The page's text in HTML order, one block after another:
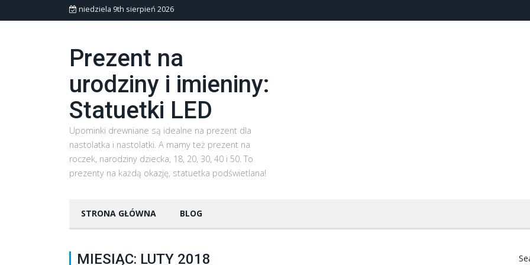
niedziela 9th sierpień 2026
Prezent na
urodziny i imieniny:
Statuetki LED
Upominki drewniane są idealne na prezent dla
nastolatka i nastolatki. A mamy też prezent na
roczek, narodziny dziecka, 18, 20, 30, 40 i 50. To
prezenty na każdą okazję, statuetka podświetlana!
STRONA GŁÓWNA BLOG
MIESIĄC: LUTY 2018